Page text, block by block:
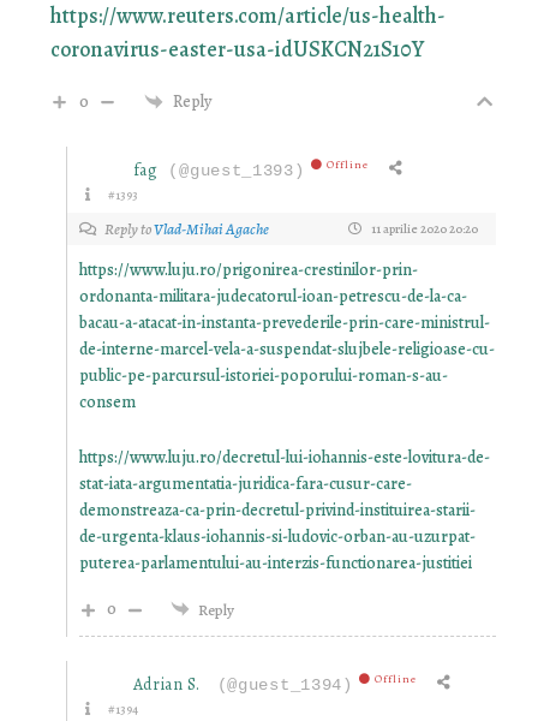
https://www.reuters.com/article/us-health-
coronavirus-easter-usa-idUSKCN21S10Y
0 Reply
fag (@guest_1393) Offline
#1393
Reply toVlad-Mihai Agache 11 aprilie 2020 20:20
https://www.luju.ro/prigonirea-crestinilor-prin-
ordonanta-militara-judecatorul-ioan-petrescu-de-la-ca-
bacau-a-atacat-in-instanta-prevederile-prin-care-ministrul-
de-interne-marcel-vela-a-suspendat-slujbele-religioase-cu-
public-pe-parcursul-istoriei-poporului-roman-s-au-
consem
https://www.luju.ro/decretul-lui-iohannis-este-lovitura-de-
stat-iata-argumentatia-juridica-fara-cusur-care-
demonstreaza-ca-prin-decretul-privind-instituirea-starii-
de-urgenta-klaus-iohannis-si-ludovic-orban-au-uzurpat-
puterea-parlamentului-au-interzis-functionarea-justitiei
0
Reply
Adrian S. (@guest_1394) Offline
#1394